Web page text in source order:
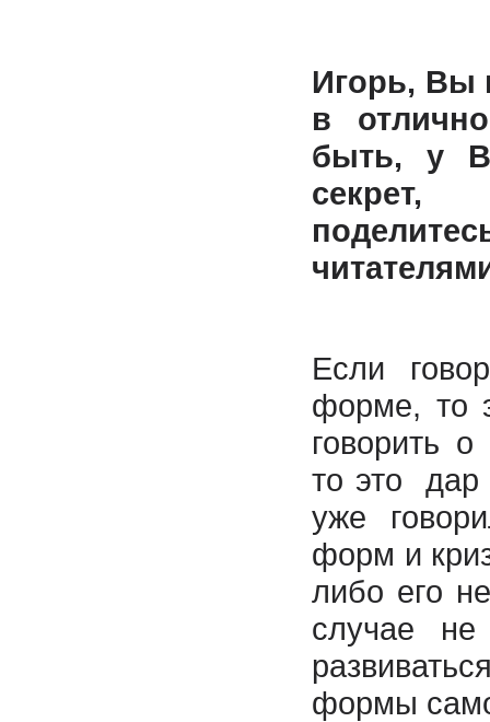
Игорь, Вы
в
быть, у
Если
форме, то
говорить
то это дар
уже
форм и
либо его
случае
формы